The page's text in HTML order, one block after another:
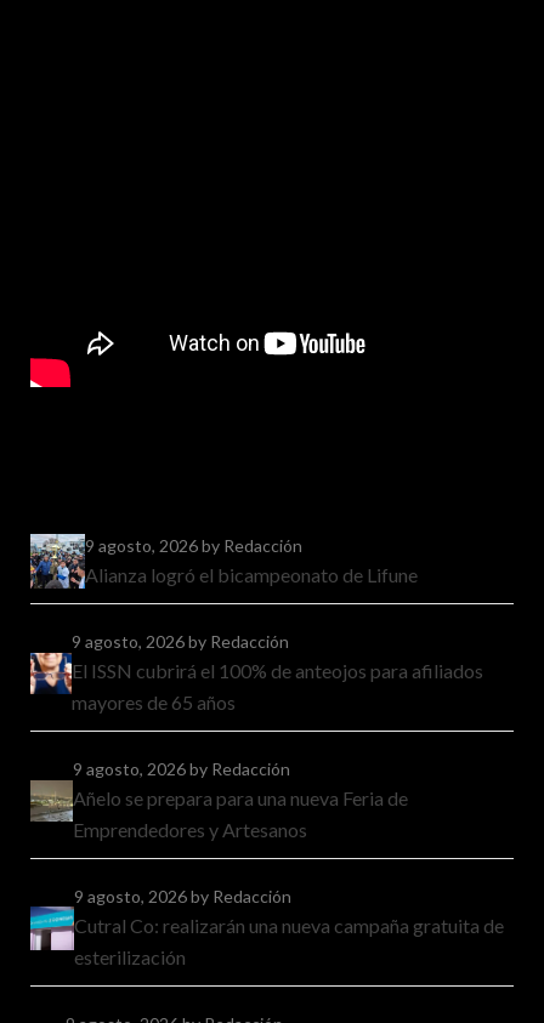
9 agosto, 2026by Redacción
Alianza logró el bicampeonato de Lifune
9 agosto, 2026by Redacción
El ISSN cubrirá el 100% de anteojos para afiliados
mayores de 65 años
9 agosto, 2026by Redacción
Añelo se prepara para una nueva Feria de
Emprendedores y Artesanos
9 agosto, 2026by Redacción
Cutral Co: realizarán una nueva campaña gratuita de
esterilización